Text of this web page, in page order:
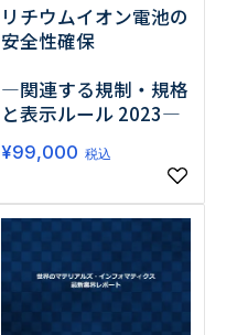
リチウムイオン電池の
安全性確保
―関連する規制・規格
と表示ルール 2023―
¥99,000 税込